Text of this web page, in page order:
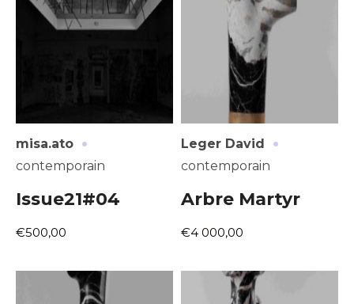
misa.ato ·
contemporain
Issue21#04
€500,00
Leger David ·
contemporain
Arbre Martyr
€4 000,00